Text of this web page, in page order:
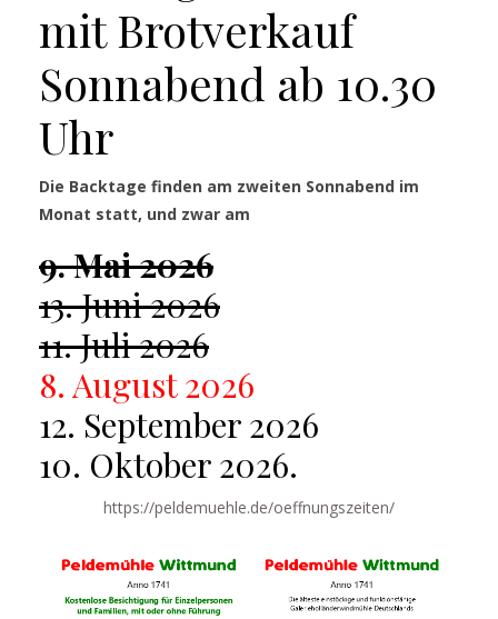
mit Brotverkauf
Sonnabend ab 10.30
Uhr
Die Backtage finden am zweiten Sonnabend im
Monat statt, und zwar am
9. Mai 2026
13. Juni 2026
11. Juli 2026
8. August 2026
12. September 2026
10. Oktober 2026.
https://peldemuehle.de/oeffnungszeiten/